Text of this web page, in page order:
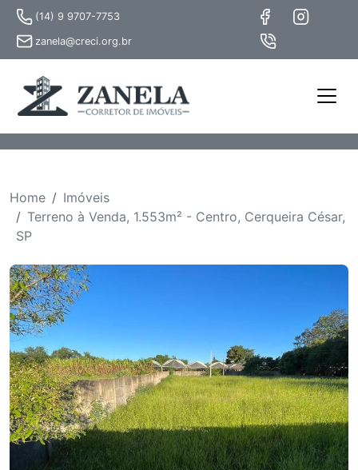
(14) 9 9707-7753
zanela@creci.org.br
Home
Imóveis
Terreno à Venda, 1.553m² - Centro, Cerqueira César,
SP